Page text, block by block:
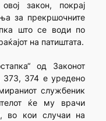
закон, покрај
за прекршочните
што се води по
на патиштата.
од Законот
373, 374 е уредено
службеник
ќе му врачи
во кои случаи на